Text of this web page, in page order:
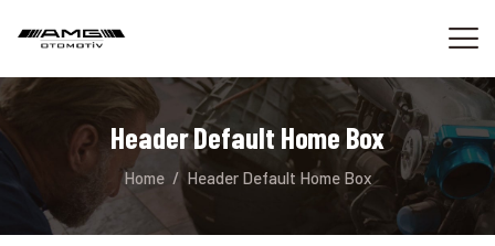
Header Default Home Box
Home Header Default Home Box
ANASAYFA
BIZ KIMIZ
HIZMETLERIMIZ